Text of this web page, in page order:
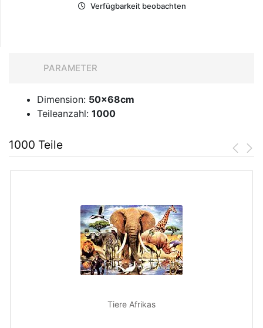
Verfügbarkeit beobachten
PARAMETER
Dimension: 50x68cm
Teileanzahl: 1000
1000 Teile
Tiere Afrikas